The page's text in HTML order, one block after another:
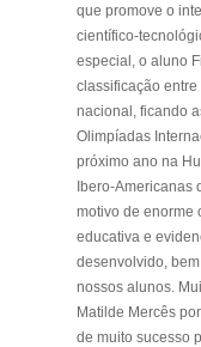
que promove o
científico-
especial, o aluno
classificação
nacional, ficando
Olimpíadas
próximo ano na
Ibero-Americanas
motivo de enorme
educativa e
desenvolvido,
nossos alunos.
Matilde Mercês
de muito sucesso